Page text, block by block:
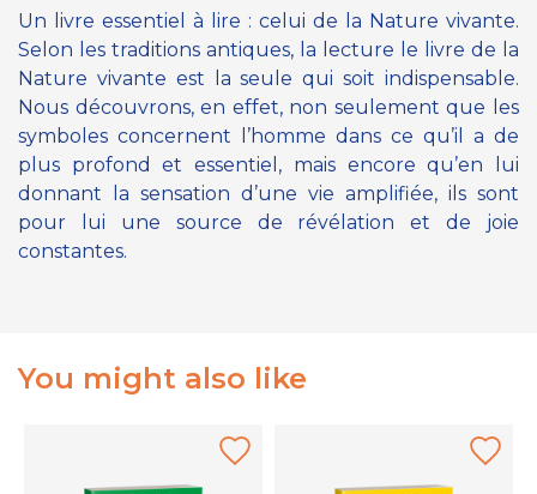
Un livre essentiel à lire : celui de la Nature vivante.
Selon les traditions antiques, la lecture le livre de la
Nature vivante est la seule qui soit indispensable.
Nous découvrons, en effet, non seulement que les
symboles concernent l’homme dans ce qu’il a de
plus profond et essentiel, mais encore qu’en lui
donnant la sensation d’une vie amplifiée, ils sont
pour lui une source de révélation et de joie
constantes.
You might also like